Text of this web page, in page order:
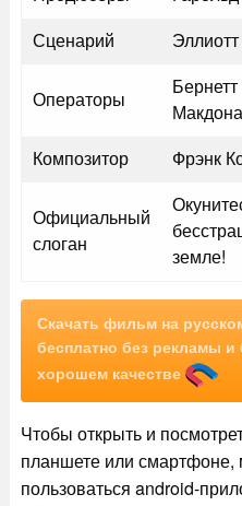
Сценарий
Операторы
Композитор
Фрэнк
Официальный
слоган
земле!
Скачать фильм на
бесплатно без рекламы и
хорошем качестве
Чтобы открыть и
планшете или
пользоваться android-